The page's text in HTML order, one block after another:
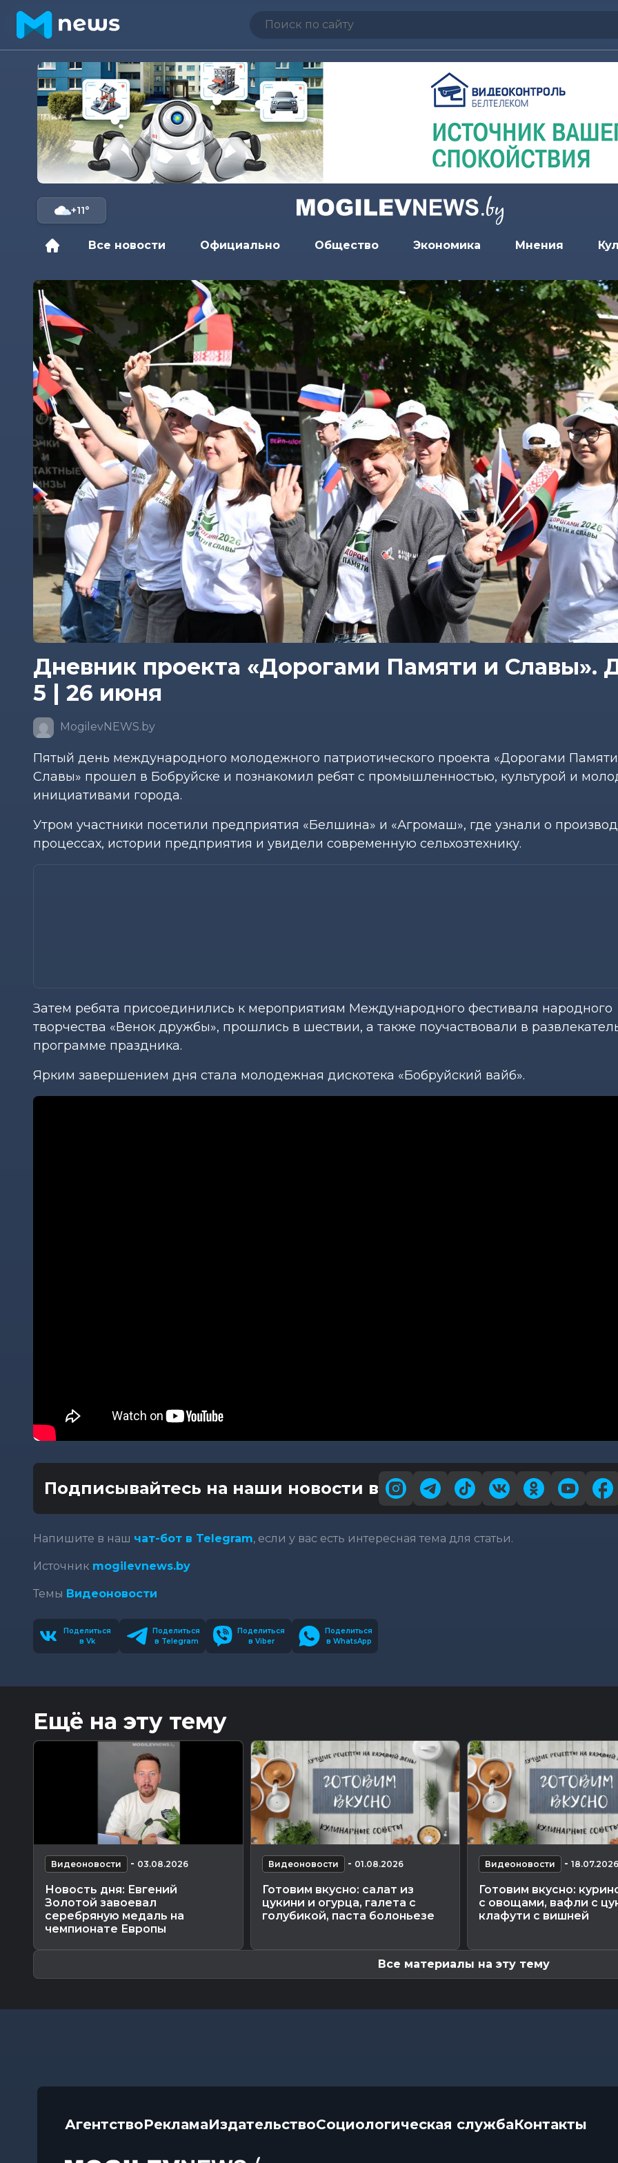
+11°
Все новости Официально Общество Экономика Мнения
Дневник проекта «Дорогами Памяти и Славы».
5 | 26 июня
MogilevNEWS.by
Пятый день международного молодежного патриотического проекта «Дорогами
Славы» прошел в Бобруйске и познакомил ребят с промышленностью, культурой и
инициативами города.
Утром участники посетили предприятия «Белшина» и «Агромаш», где узнали о
процессах, истории предприятия и увидели современную сельхозтехнику.
Затем ребята присоединились к мероприятиям Международного фестиваля народного
творчества «Венок дружбы», прошлись в шествии, а также поучаствовали в
программе праздника.
Ярким завершением дня стала молодежная дискотека «Бобруйский вайб».
Подписывайтесь на наши новости в
Напишите в наш чат-бот в Telegram, если у вас есть интересная тема для статьи.
Источник mogilevnews.by
Темы Видеоновости
Поделиться
в Vk
Поделиться
в Telegram
Поделиться
в Viber
Поделиться
в WhatsApp
Ещё на эту тему
Видеоновости - 03.08.2026
Новость дня: Евгений
Золотой завоевал
серебряную медаль на
чемпионате Европы
Видеоновости - 01.08.2026
Готовим вкусно: салат из
цукини и огурца, галета с
голубикой, паста болоньезе
Видеоновости - 18.07.2026
Готовим вкусно:
с овощами, вафли с
клафути с вишней
Все материалы на эту тему
АгентствоРекламаИздательствоСоциологическая службаКонтакты